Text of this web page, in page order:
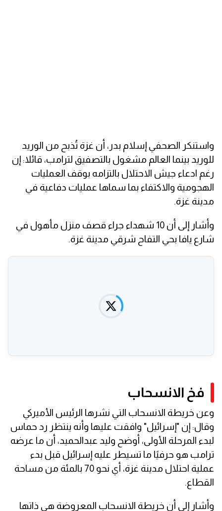
واستنكر الصحفي إسلام بدر، أن غزة تُذبح من الوريد
للوريد بينما العالم مشغول بالتصفيق لترامب، قائلا: إن
رغم ادعاء جيش الاحتلال بالتزامه بوقف العمليات
الهجومية والاكتفاء بما سماها عمليات دفاعية في
مدينة غزة.
وأشار إلى أن 10 شهداء جراء قصف منزل مأهول في
شارع يافا بحي التفاح شرقي مدينة غزة.
فخ الانسحاب
وعن خريطة الانسحاب التي نشرها الرئيس الأميركي
وقال: إن "إسرائيل" وافقت عليها وأنه ينتظر رد حماس
لبدء المرحلة الأولى، أوضح وليد عبدالحميد، أن ما عرضه
ترامب هو حرفيًا ما تسيطر عليه إسرائيل قبل بدء
عملية احتلال مدينة غزة، أي نحو 70 بالمئة من مساحة
القطاع.
وأشار إلى أن خريطة الانسحاب المعروضة هي ذاتها